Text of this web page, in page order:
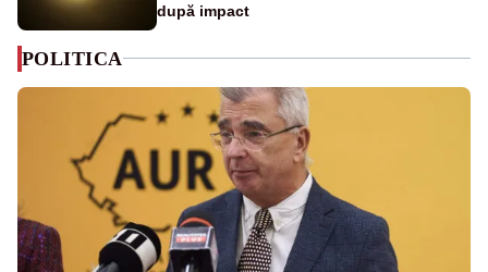
după impact
POLITICA